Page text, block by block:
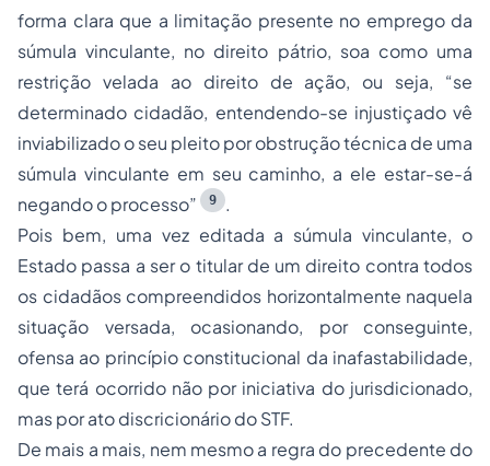
forma clara que a limitação presente no emprego da
súmula vinculante, no direito pátrio, soa como uma
restrição velada ao direito de ação, ou seja, “se
determinado cidadão, entendendo-se injustiçado vê
inviabilizado o seu pleito por obstrução técnica de uma
súmula vinculante em seu caminho, a ele estar-se-á
negando o processo”
9
.
Pois bem, uma vez editada a súmula vinculante, o
Estado passa a ser o titular de um direito contra todos
os cidadãos compreendidos horizontalmente naquela
situação versada, ocasionando, por conseguinte,
ofensa ao princípio constitucional da inafastabilidade,
que terá ocorrido não por iniciativa do jurisdicionado,
mas por ato discricionário do STF.
De mais a mais, nem mesmo a regra do precedente do